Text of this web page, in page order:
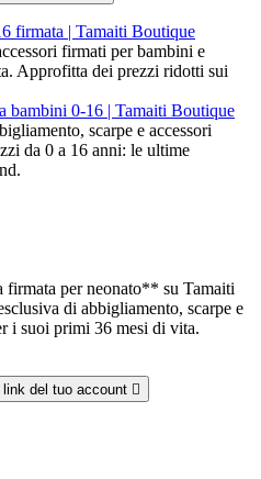
firmata | Tamaiti Boutique
firmati per bambini e
Approfitta dei prezzi ridotti sui
bambini 0-16 | Tamaiti Boutique
scarpe e accessori
da 0 a 16 anni: le ultime
per neonato** su Tamaiti
di abbigliamento, scarpe e
i suoi primi 36 mesi di vita.
del tuo account 